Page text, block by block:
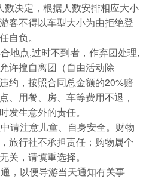
数决定，根据人数安排相应大小
客不得以车型大小为由拒绝登
自负。
地点,过时不到者，作弃团处理,
许擅自离团（自由活动除
约，按照合同总金额的20%赔
、用餐、房、车等费用不退，
发生意外的责任。
请注意儿童、自身安全。财物
旅行社不承担责任；购物属个
关，请慎重选择。
，以便导游当天通知有关事